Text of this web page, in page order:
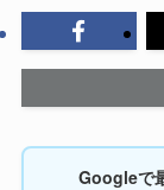
Googleで